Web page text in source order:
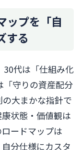
ップを「自
する
30代は「仕組み化
「守りの資産配分
大まかな指針で
状態・価値観は
ードマップは
分仕様にカスタ